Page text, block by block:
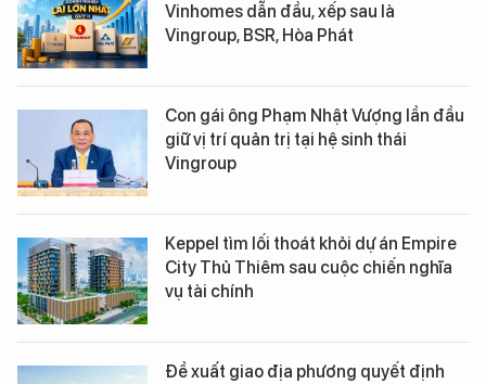
Vinhomes dẫn đầu, xếp sau là
Vingroup, BSR, Hòa Phát
Con gái ông Phạm Nhật Vượng lần đầu
giữ vị trí quản trị tại hệ sinh thái
Vingroup
Keppel tìm lối thoát khỏi dự án Empire
City Thủ Thiêm sau cuộc chiến nghĩa
vụ tài chính
Đề xuất giao địa phương quyết định